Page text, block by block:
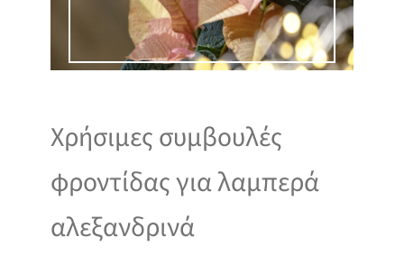
Χρήσιμες συμβουλές
φροντίδας για λαμπερά
αλεξανδρινά